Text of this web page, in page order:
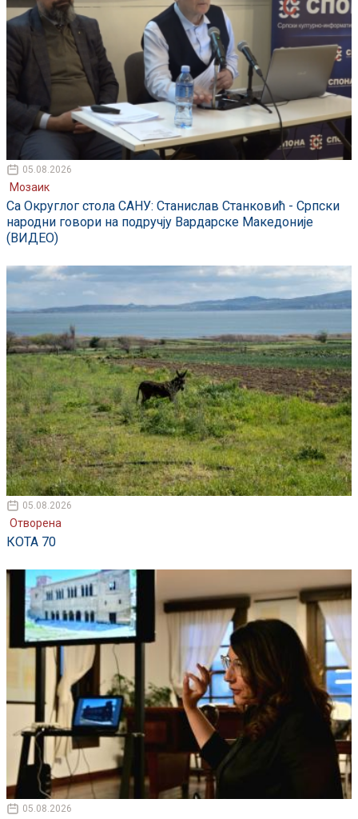
05.08.2026
Мозаик
Са Округлог стола САНУ: Станислав Станковић - Српски
народни говори на подручју Вардарске Македоније
(ВИДЕО)
05.08.2026
Отворена
КОТА 70
05.08.2026